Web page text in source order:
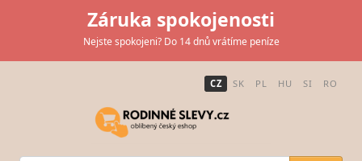
Záruka spokojenosti
Nejste spokojeni? Do 14 dnů vrátíme peníze
CZ SK PL HU SI RO